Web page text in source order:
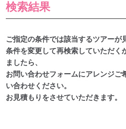
検索結果
ご指定の条件では該当するツアーが
条件を変更して再検索していただく
ましたら、
お問い合わせフォームにアレンジご
い合わせください。
お見積もりをさせていただきます。